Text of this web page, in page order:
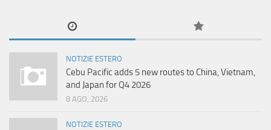
NOTIZIE ESTERO
Cebu Pacific adds 5 new routes to China, Vietnam,
and Japan for Q4 2026
8 AGO, 2026
NOTIZIE ESTERO